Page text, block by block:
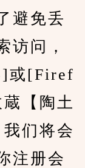
避免丢
访问，
]或[Firef
【陶土
们将会
注册会